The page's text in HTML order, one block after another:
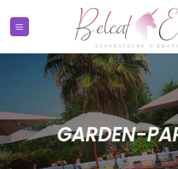
contenu
GARDEN-